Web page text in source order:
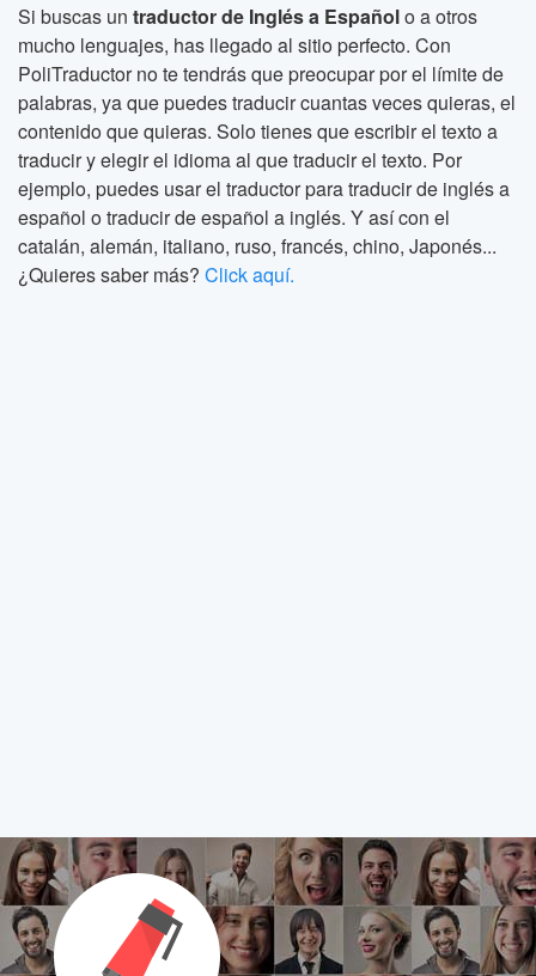
Si buscas un traductor de Inglés a Españolo a otros
mucho lenguajes, has llegado al sitio perfecto. Con
PoliTraductor no te tendrás que preocupar por el límite de
palabras, ya que puedes traducir cuantas veces quieras, el
contenido que quieras. Solo tienes que escribir el texto a
traducir y elegir el idioma al que traducir el texto. Por
ejemplo, puedes usar el traductor para traducir de inglés a
español o traducir de español a inglés. Y así con el
catalán, alemán, italiano, ruso, francés, chino, Japonés...
¿Quieres saber más? Click aquí.